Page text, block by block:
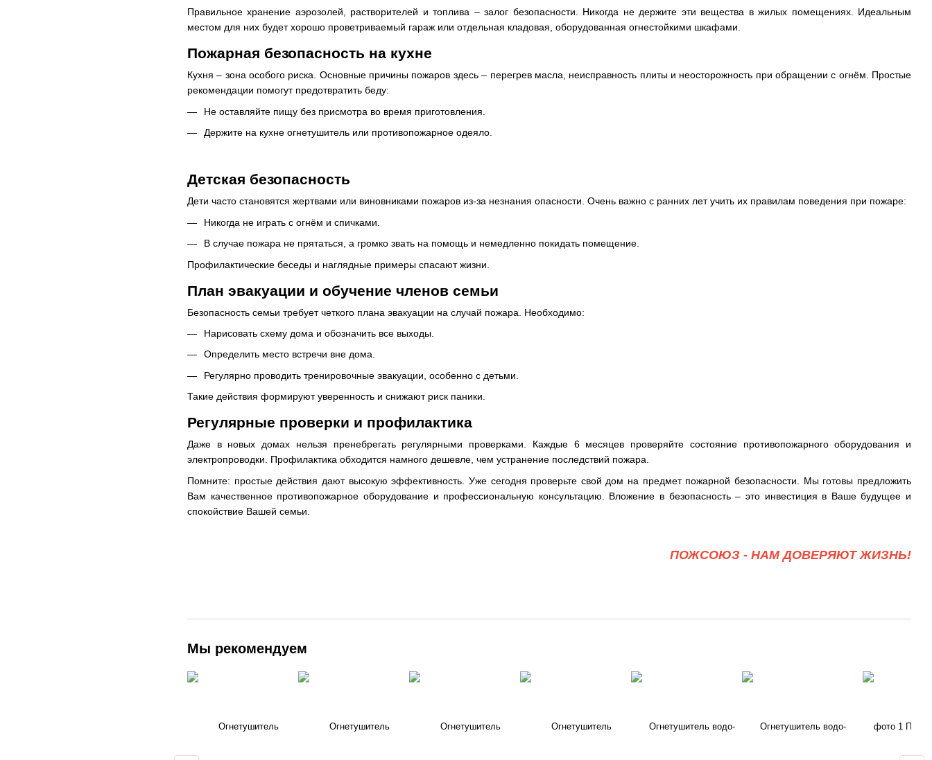
Правильное хранение аэрозолей, растворителей и топлива – залог безопасности. Никогда не держите эти вещества в жилых помещениях. Идеальным
местом для них будет хорошо проветриваемый гараж или отдельная кладовая, оборудованная огнестойкими шкафами.
Пожарная безопасность на кухне
Кухня – зона особого риска. Основные причины пожаров здесь – перегрев масла, неисправность плиты и неосторожность при обращении с огнём. Простые
рекомендации помогут предотвратить беду:
Не оставляйте пищу без присмотра во время приготовления.
Держите на кухне огнетушитель или противопожарное одеяло.
Детская безопасность
Дети часто становятся жертвами или виновниками пожаров из-за незнания опасности. Очень важно с ранних лет учить их правилам поведения при пожаре:
Никогда не играть с огнём и спичками.
В случае пожара не прятаться, а громко звать на помощь и немедленно покидать помещение.
Профилактические беседы и наглядные примеры спасают жизни.
План эвакуации и обучение членов семьи
Безопасность семьи требует четкого плана эвакуации на случай пожара. Необходимо:
Нарисовать схему дома и обозначить все выходы.
Определить место встречи вне дома.
Регулярно проводить тренировочные эвакуации, особенно с детьми.
Такие действия формируют уверенность и снижают риск паники.
Регулярные проверки и профилактика
Даже в новых домах нельзя пренебрегать регулярными проверками. Каждые 6 месяцев проверяйте состояние противопожарного оборудования и
электропроводки. Профилактика обходится намного дешевле, чем устранение последствий пожара.
Помните: простые действия дают высокую эффективность. Уже сегодня проверьте свой дом на предмет пожарной безопасности. Мы готовы предложить
Вам качественное противопожарное оборудование и профессиональную консультацию. Вложение в безопасность – это инвестиция в Ваше будущее и
спокойствие Вашей семьи.
ПОЖСОЮЗ - НАМ ДОВЕРЯЮТ ЖИЗНЬ!
Мы рекомендуем